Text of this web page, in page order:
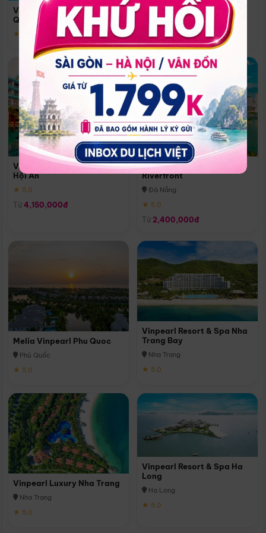
Vinpearl Resort & Spa Phu
Quoc
★ 5.0
Quoc
Phú Quốc
★ 5.0
Vinpearl Resort & Golf Nam
Hội An
★ 5.0
Từ 4,150,000đ
Melia Vinpearl Danang
Riverfront
Đà Nẵng
★ 5.0
Từ 2,400,000đ
Melia Vinpearl Phu Quoc
Phú Quốc
★ 5.0
Vinpearl Resort & Spa Nha
Trang Bay
Nha Trang
★ 5.0
Vinpearl Luxury Nha Trang
Nha Trang
★ 5.0
Vinpearl Resort & Spa Ha
Long
Hạ Long
★ 5.0